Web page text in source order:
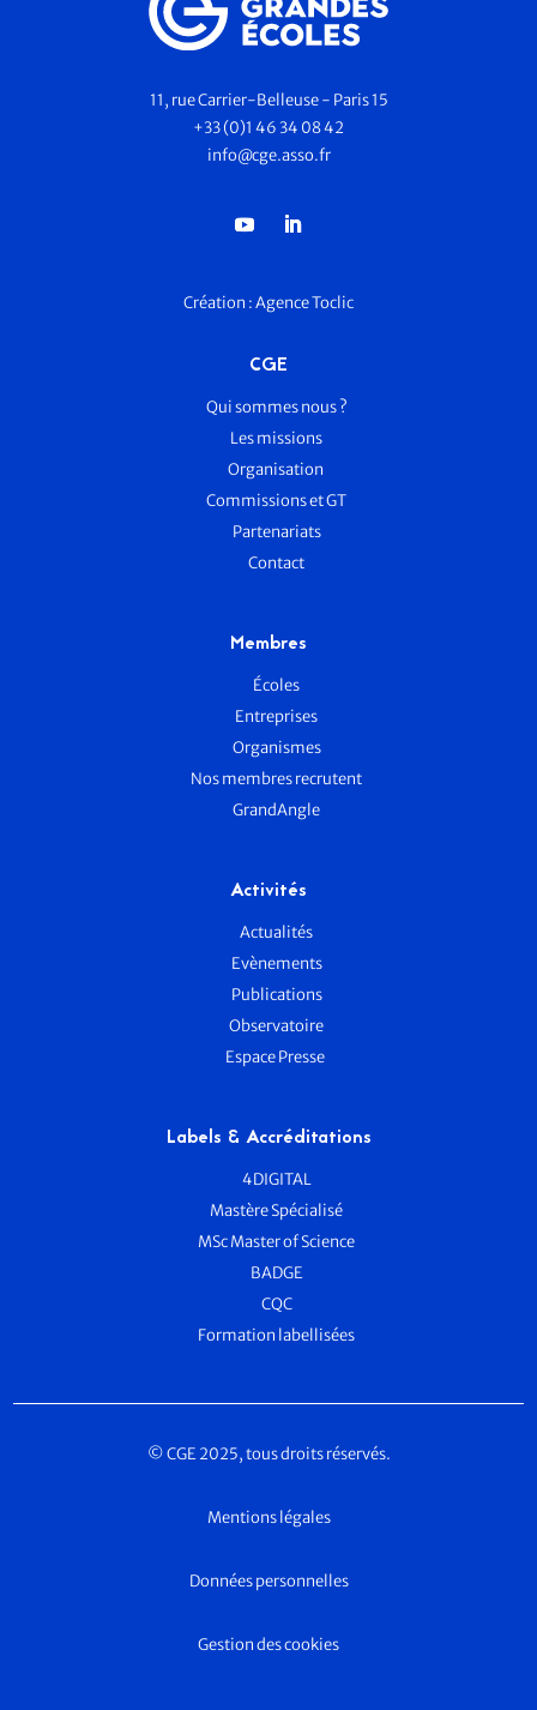
11, rue Carrier-Belleuse - Paris 15
+33 (0)1 46 34 08 42
info@cge.asso.fr
Création :Agence Toclic
CGE
Qui sommes nous ?
Les missions
Organisation
Commissions et GT
Partenariats
Contact
Membres
Écoles
Entreprises
Organismes
Nos membres recrutent
GrandAngle
Activités
Actualités
Evènements
Publications
Observatoire
Espace Presse
Labels & Accréditations
4DIGITAL
Mastère Spécialisé
MSc Master of Science
BADGE
CQC
Formation labellisées
© CGE 2025, tous droits réservés.
Mentions légales
Données personnelles
Gestion des cookies